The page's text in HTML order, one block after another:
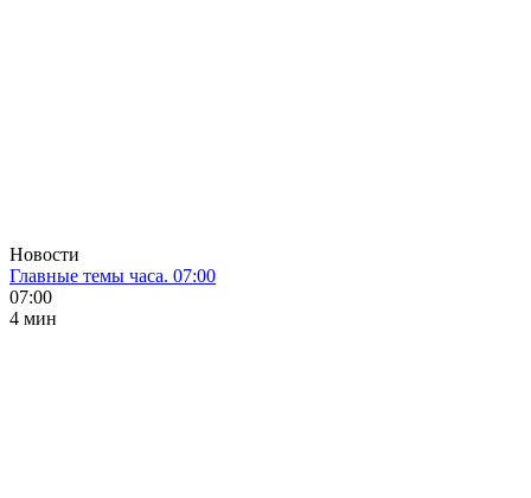
Новости
Главные темы часа. 07:00
07:00
4 мин